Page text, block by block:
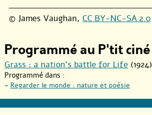
© James Vaughan, CC BY-NC-SA 2.0
Programmé au P'tit ciné
Grass : a nation’s battle for Life (1924)
Programmé dans :
- Regarder le monde : nature et poésie